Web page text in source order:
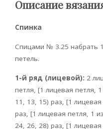
Описание
Спинка
Спицами № 3.25 набрать
петель.
1-й ряд (лицевой): 2
петля, [1 лицевая петля,
11, 13, 15) раз, [1
раз, [1 лицевая петля, 1
24, 26, 28) раз, [1